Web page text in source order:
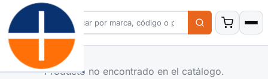
Producto no encontrado en el catálogo.